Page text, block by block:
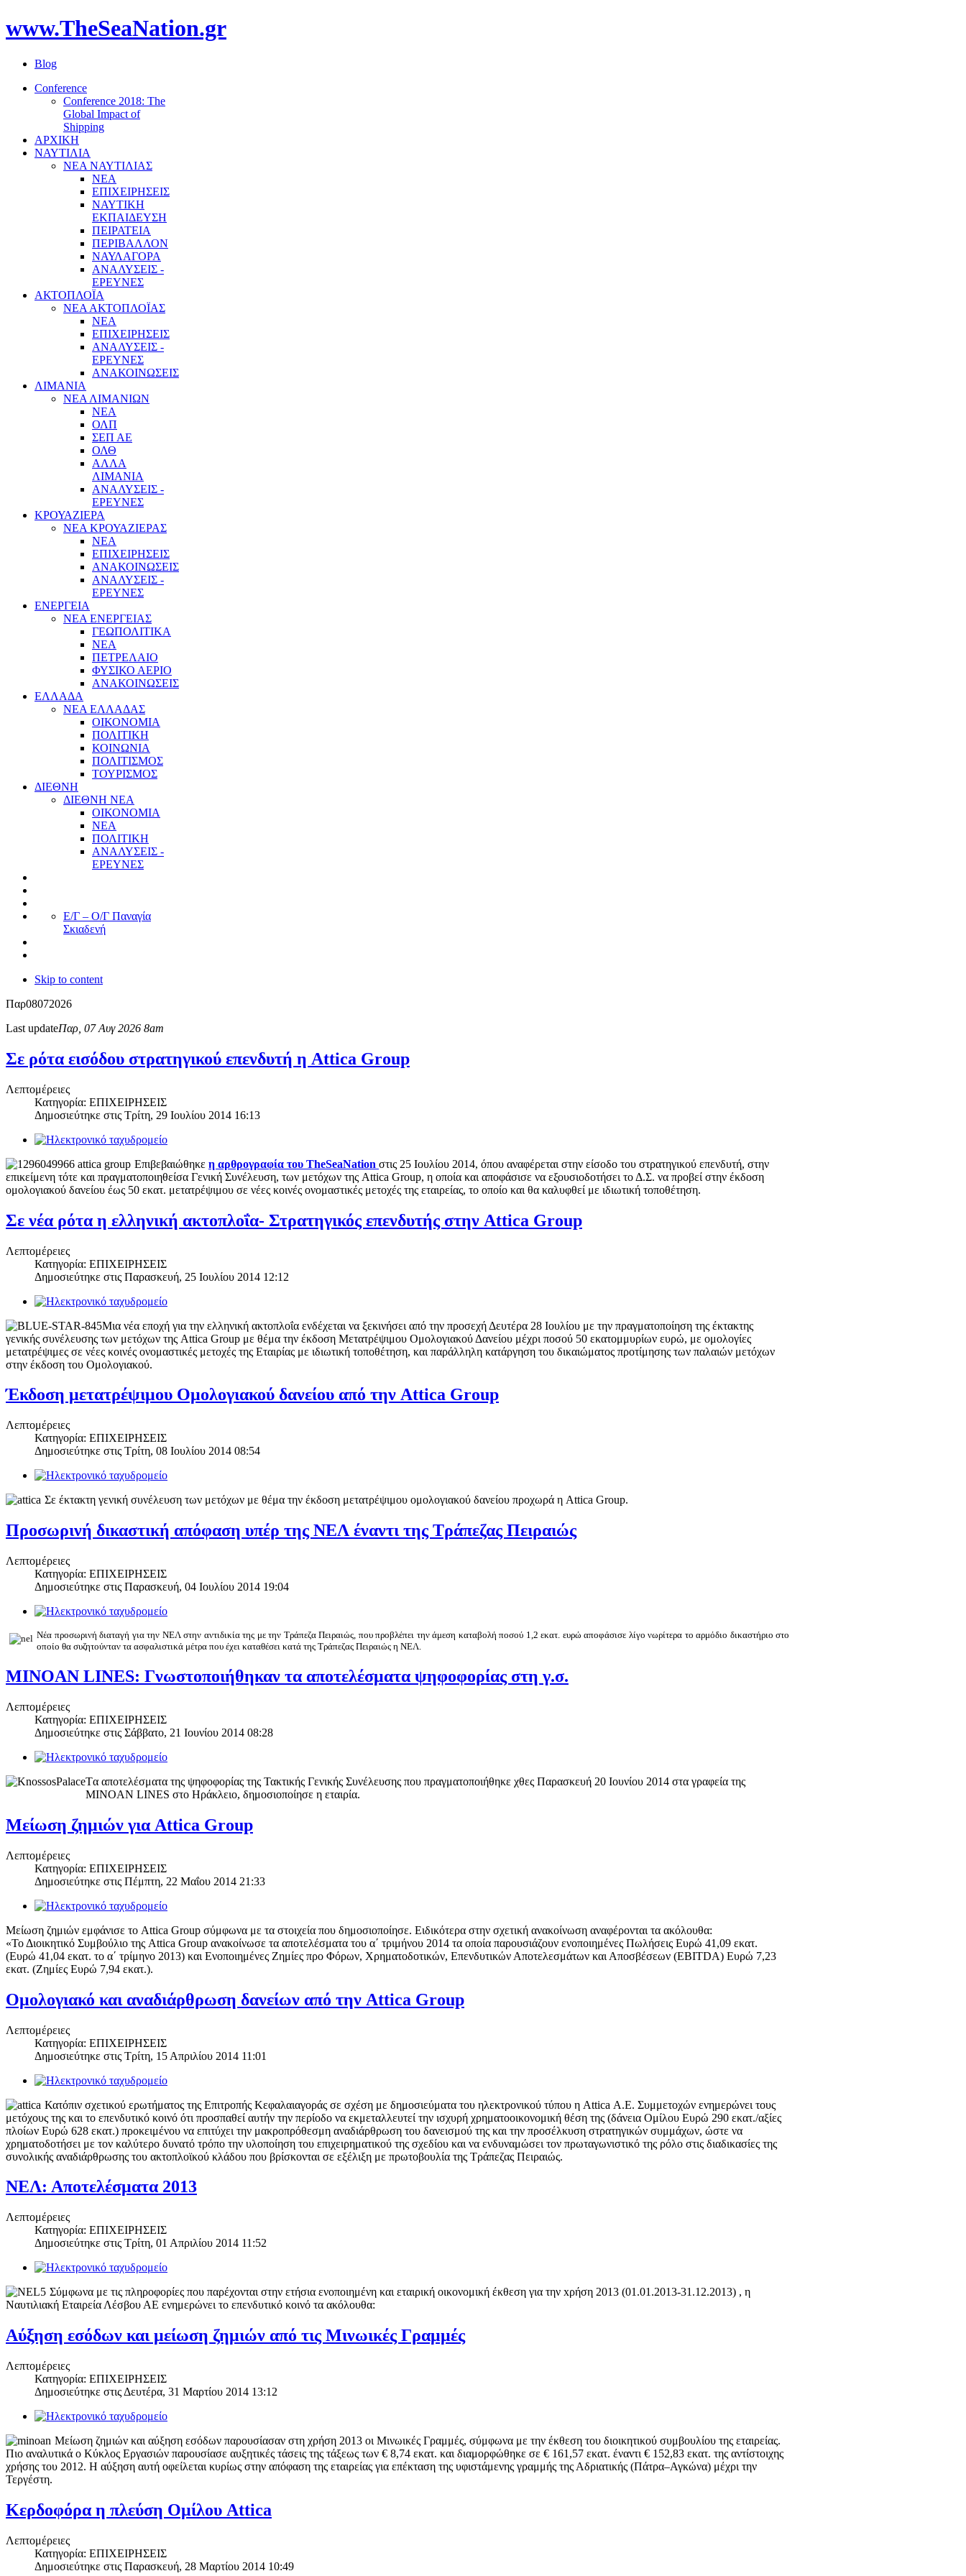
www.TheSeaNation.gr
Blog
Conference
Conference 2018: The
Global Impact of
Shipping
ΑΡΧΙΚΗ
ΝΑΥΤΙΛΙΑ
ΝΕΑ ΝΑΥΤΙΛΙΑΣ
ΝΕΑ
ΕΠΙΧΕΙΡΗΣΕΙΣ
ΝΑΥΤΙΚΗ
ΕΚΠΑΙΔΕΥΣΗ
ΠΕΙΡΑΤΕΙΑ
ΠΕΡΙΒΑΛΛΟΝ
ΝΑΥΛΑΓΟΡΑ
ΑΝΑΛΥΣΕΙΣ -
ΕΡΕΥΝΕΣ
ΑΚΤΟΠΛΟΪΑ
ΝΕΑ ΑΚΤΟΠΛΟΪΑΣ
ΝΕΑ
ΕΠΙΧΕΙΡΗΣΕΙΣ
ΑΝΑΛΥΣΕΙΣ -
ΕΡΕΥΝΕΣ
ΑΝΑΚΟΙΝΩΣΕΙΣ
ΛΙΜΑΝΙΑ
ΝΕΑ ΛΙΜΑΝΙΩΝ
ΝΕΑ
ΟΛΠ
ΣΕΠ ΑΕ
ΟΛΘ
ΑΛΛΑ
ΛΙΜΑΝΙΑ
ΑΝΑΛΥΣΕΙΣ -
ΕΡΕΥΝΕΣ
ΚΡΟΥΑΖΙΕΡΑ
ΝΕΑ ΚΡΟΥΑΖΙΕΡΑΣ
NEA
ΕΠΙΧΕΙΡΗΣΕΙΣ
ΑΝΑΚΟΙΝΩΣΕΙΣ
ΑΝΑΛΥΣΕΙΣ -
ΕΡΕΥΝΕΣ
ΕΝΕΡΓΕΙΑ
ΝΕΑ ΕΝΕΡΓΕΙΑΣ
ΓΕΩΠΟΛΙΤΙΚΑ
ΝΕΑ
ΠΕΤΡΕΛΑΙΟ
ΦΥΣΙΚΟ ΑΕΡΙΟ
ΑΝΑΚΟΙΝΩΣΕΙΣ
ΕΛΛΑΔΑ
ΝΕΑ ΕΛΛΑΔΑΣ
ΟΙΚΟΝΟΜΙΑ
ΠΟΛΙΤΙΚΗ
ΚΟΙΝΩΝΙΑ
ΠΟΛΙΤΙΣΜΟΣ
ΤΟΥΡΙΣΜΟΣ
ΔΙΕΘΝΗ
ΔΙΕΘΝΗ ΝΕΑ
ΟΙΚΟΝΟΜΙΑ
ΝΕΑ
ΠΟΛΙΤΙΚΗ
ΑΝΑΛΥΣΕΙΣ -
ΕΡΕΥΝΕΣ
Ε/Γ – Ο/Γ Παναγία
Σκιαδενή
Skip to content
Παρ08072026
Last updateΠαρ, 07 Αυγ 2026 8am
Σε ρότα εισόδου στρατηγικού επενδυτή η Attica Group
Λεπτομέρειες
Κατηγορία: ΕΠΙΧΕΙΡΗΣΕΙΣ
Δημοσιεύτηκε στις Τρίτη, 29 Ιουλίου 2014 16:13
Επιβεβαιώθηκε η αρθρογραφία του TheSeaNation στις 25 Ιουλίου 2014, όπου αναφέρεται στην είσοδο του στρατηγικού επενδυτή, στην
επικείμενη τότε και πραγματοποιηθείσα Γενική Συνέλευση, των μετόχων της Attica Group, η οποία και αποφάσισε να εξουσιοδοτήσει το Δ.Σ. να προβεί στην έκδοση
ομολογιακού δανείου έως 50 εκατ. μετατρέψιμου σε νέες κοινές ονομαστικές μετοχές της εταιρείας, το οποίο και θα καλυφθεί με ιδιωτική τοποθέτηση.
Σε νέα ρότα η ελληνική ακτοπλοΐα- Στρατηγικός επενδυτής στην Attica Group
Λεπτομέρειες
Κατηγορία: ΕΠΙΧΕΙΡΗΣΕΙΣ
Δημοσιεύτηκε στις Παρασκευή, 25 Ιουλίου 2014 12:12
Μια νέα εποχή για την ελληνική ακτοπλοΐα ενδέχεται να ξεκινήσει από την προσεχή Δευτέρα 28 Ιουλίου με την πραγματοποίηση της έκτακτης
γενικής συνέλευσης των μετόχων της Attica Group με θέμα την έκδοση Μετατρέψιμου Ομολογιακού Δανείου μέχρι ποσού 50 εκατομμυρίων ευρώ, με ομολογίες
μετατρέψιμες σε νέες κοινές ονομαστικές μετοχές της Εταιρίας με ιδιωτική τοποθέτηση, και παράλληλη κατάργηση του δικαιώματος προτίμησης των παλαιών μετόχων
στην έκδοση του Ομολογιακού.
Έκδοση μετατρέψιμου Ομολογιακού δανείου από την Attica Group
Λεπτομέρειες
Κατηγορία: ΕΠΙΧΕΙΡΗΣΕΙΣ
Δημοσιεύτηκε στις Τρίτη, 08 Ιουλίου 2014 08:54
Σε έκτακτη γενική συνέλευση των μετόχων με θέμα την έκδοση μετατρέψιμου ομολογιακού δανείου προχωρά η Attica Group.
Προσωρινή δικαστική απόφαση υπέρ της ΝΕΛ έναντι της Τράπεζας Πειραιώς
Λεπτομέρειες
Κατηγορία: ΕΠΙΧΕΙΡΗΣΕΙΣ
Δημοσιεύτηκε στις Παρασκευή, 04 Ιουλίου 2014 19:04
Νέα προσωρινή διαταγή για την ΝΕΛ στην αντιδικία της με την Τράπεζα Πειραιώς, που προβλέπει την άμεση καταβολή ποσού 1,2 εκατ. ευρώ αποφάσισε λίγο νωρίτερα το αρμόδιο δικαστήριο στο
οποίο θα συζητούνταν τα ασφαλιστικά μέτρα που έχει καταθέσει κατά της Τράπεζας Πειραιώς η ΝΕΛ.
MINOAN LINES: Γνωστοποιήθηκαν τα αποτελέσματα ψηφοφορίας στη γ.σ.
Λεπτομέρειες
Κατηγορία: ΕΠΙΧΕΙΡΗΣΕΙΣ
Δημοσιεύτηκε στις Σάββατο, 21 Ιουνίου 2014 08:28
Tα αποτελέσματα της ψηφοφορίας της Τακτικής Γενικής Συνέλευσης που πραγματοποιήθηκε χθες Παρασκευή 20 Ιουνίου 2014 στα γραφεία της
MINOAN LINES στο Ηράκλειο, δημοσιοποίησε η εταιρία.
Μείωση ζημιών για Attica Group
Λεπτομέρειες
Κατηγορία: ΕΠΙΧΕΙΡΗΣΕΙΣ
Δημοσιεύτηκε στις Πέμπτη, 22 Μαΐου 2014 21:33
Μείωση ζημιών εμφάνισε το Attica Group σύμφωνα με τα στοιχεία που δημοσιοποίησε. Ειδικότερα στην σχετική ανακοίνωση αναφέρονται τα ακόλουθα:
«Το Διοικητικό Συμβούλιο της Attica Group ανακοίνωσε τα αποτελέσματα του α΄ τριμήνου 2014 τα οποία παρουσιάζουν ενοποιημένες Πωλήσεις Ευρώ 41,09 εκατ.
(Ευρώ 41,04 εκατ. το α΄ τρίμηνο 2013) και Ενοποιημένες Ζημίες προ Φόρων, Χρηματοδοτικών, Επενδυτικών Αποτελεσμάτων και Αποσβέσεων (EBITDA) Ευρώ 7,23
εκατ. (Ζημίες Ευρώ 7,94 εκατ.).
Ομολογιακό και αναδιάρθρωση δανείων από την Attica Group
Λεπτομέρειες
Κατηγορία: ΕΠΙΧΕΙΡΗΣΕΙΣ
Δημοσιεύτηκε στις Τρίτη, 15 Απριλίου 2014 11:01
Κατόπιν σχετικού ερωτήματος της Επιτροπής Κεφαλαιαγοράς σε σχέση με δημοσιεύματα του ηλεκτρονικού τύπου η Attica Α.Ε. Συμμετοχών ενημερώνει τους
μετόχους της και το επενδυτικό κοινό ότι προσπαθεί αυτήν την περίοδο να εκμεταλλευτεί την ισχυρή χρηματοοικονομική θέση της (δάνεια Ομίλου Ευρώ 290 εκατ./αξίες
πλοίων Ευρώ 628 εκατ.) προκειμένου να επιτύχει την μακροπρόθεσμη αναδιάρθρωση του δανεισμού της και την προσέλκυση στρατηγικών συμμάχων, ώστε να
χρηματοδοτήσει με τον καλύτερο δυνατό τρόπο την υλοποίηση του επιχειρηματικού της σχεδίου και να ενδυναμώσει τον πρωταγωνιστικό της ρόλο στις διαδικασίες της
συνολικής αναδιάρθρωσης του ακτοπλοϊκού κλάδου που βρίσκονται σε εξέλιξη με πρωτοβουλία της Τράπεζας Πειραιώς.
ΝΕΛ: Αποτελέσματα 2013
Λεπτομέρειες
Κατηγορία: ΕΠΙΧΕΙΡΗΣΕΙΣ
Δημοσιεύτηκε στις Τρίτη, 01 Απριλίου 2014 11:52
Σύμφωνα με τις πληροφορίες που παρέχονται στην ετήσια ενοποιημένη και εταιρική οικονομική έκθεση για την xρήση 2013 (01.01.2013-31.12.2013) , η
Ναυτιλιακή Εταιρεία Λέσβου ΑΕ ενημερώνει το επενδυτικό κοινό τα ακόλουθα:
Αύξηση εσόδων και μείωση ζημιών από τις Μινωικές Γραμμές
Λεπτομέρειες
Κατηγορία: ΕΠΙΧΕΙΡΗΣΕΙΣ
Δημοσιεύτηκε στις Δευτέρα, 31 Μαρτίου 2014 13:12
Μείωση ζημιών και αύξηση εσόδων παρουσίασαν στη χρήση 2013 οι Μινωικές Γραμμές, σύμφωνα με την έκθεση του διοικητικού συμβουλίου της εταιρείας.
Πιο αναλυτικά ο Κύκλος Εργασιών παρουσίασε αυξητικές τάσεις της τάξεως των € 8,74 εκατ. και διαμορφώθηκε σε € 161,57 εκατ. έναντι € 152,83 εκατ. της αντίστοιχης
χρήσης του 2012. Η αύξηση αυτή οφείλεται κυρίως στην απόφαση της εταιρείας για επέκταση της υφιστάμενης γραμμής της Αδριατικής (Πάτρα–Αγκώνα) μέχρι την
Τεργέστη.
Κερδοφόρα η πλεύση Ομίλου Attica
Λεπτομέρειες
Κατηγορία: ΕΠΙΧΕΙΡΗΣΕΙΣ
Δημοσιεύτηκε στις Παρασκευή, 28 Μαρτίου 2014 10:49